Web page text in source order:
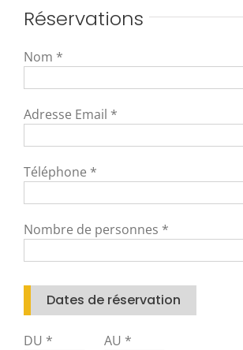
Réservations
Nom *
Adresse Email *
Téléphone *
Nombre de personnes *
Dates de réservation
DU * AU *